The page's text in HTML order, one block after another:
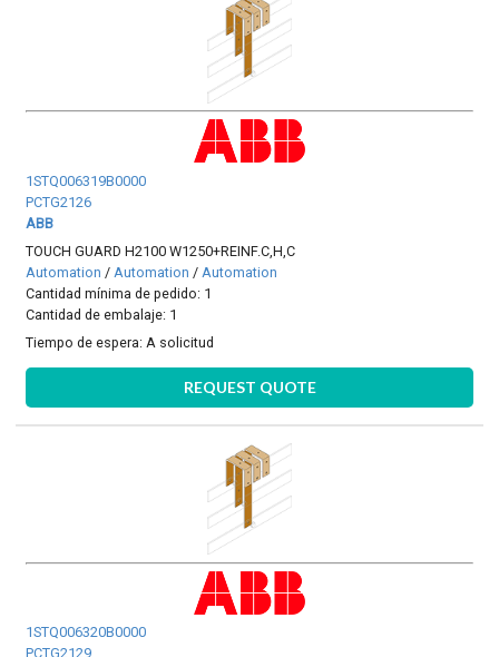
1STQ006319B0000
PCTG2126
ABB
TOUCH GUARD H2100 W1250+REINF.C,H,C
Automation /Automation /Automation
Cantidad mínima de pedido: 1
Cantidad de embalaje: 1
Tiempo de espera:A solicitud
REQUEST QUOTE
1STQ006320B0000
PCTG2129